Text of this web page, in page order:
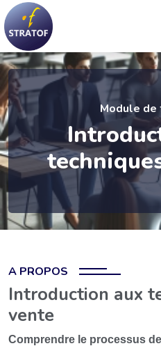
Module
A PROPOS
Introduction aux
vente
Comprendre le processus